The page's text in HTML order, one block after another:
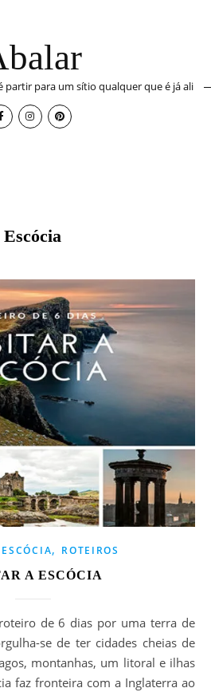
partir para um sítio qualquer que é já ali
Escócia
ESCÓCIA, ROTEIROS
A ESCÓCIA
se de ter cidades cheias de
montanhas, um litoral e ilhas
faz fronteira com a Inglaterra ao